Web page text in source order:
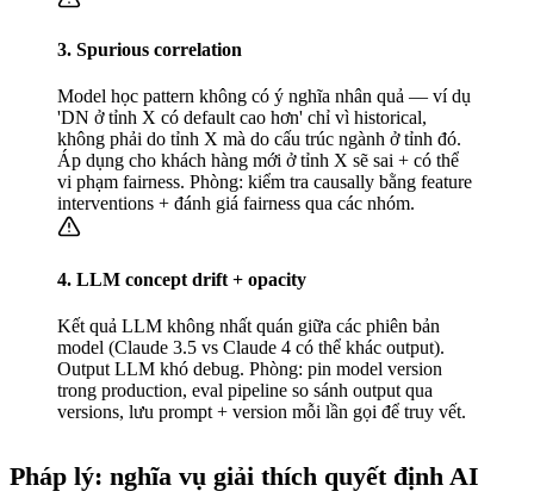
3. Spurious correlation
Model học pattern không có ý nghĩa nhân quả — ví dụ
'DN ở tỉnh X có default cao hơn' chỉ vì historical,
không phải do tỉnh X mà do cấu trúc ngành ở tỉnh đó.
Áp dụng cho khách hàng mới ở tỉnh X sẽ sai + có thể
vi phạm fairness. Phòng: kiểm tra causally bằng feature
interventions + đánh giá fairness qua các nhóm.
4. LLM concept drift + opacity
Kết quả LLM không nhất quán giữa các phiên bản
model (Claude 3.5 vs Claude 4 có thể khác output).
Output LLM khó debug. Phòng: pin model version
trong production, eval pipeline so sánh output qua
versions, lưu prompt + version mỗi lần gọi để truy vết.
Pháp lý: nghĩa vụ giải thích quyết định AI